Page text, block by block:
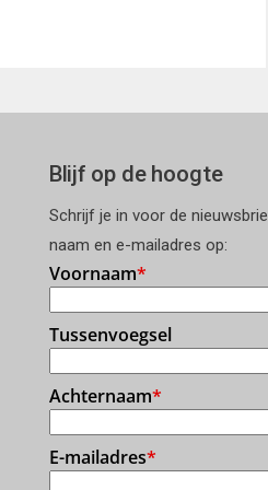
Blijf op de hoogte
Schrijf je in voor de
naam en e-mailadres op: